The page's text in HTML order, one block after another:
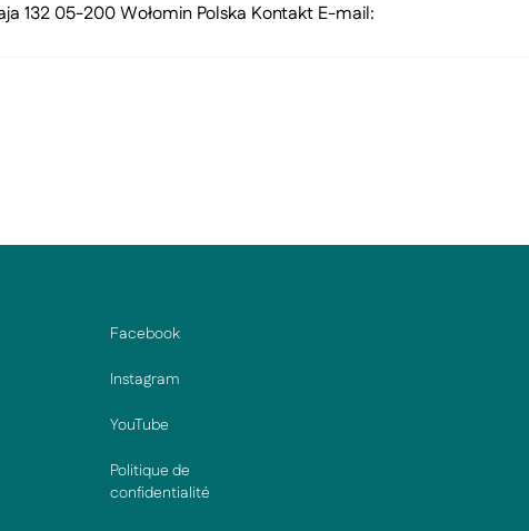
132 05-200 Wołomin Polska Kontakt E-mail:
Facebook
Instagram
YouTube
Politique de
confidentialité